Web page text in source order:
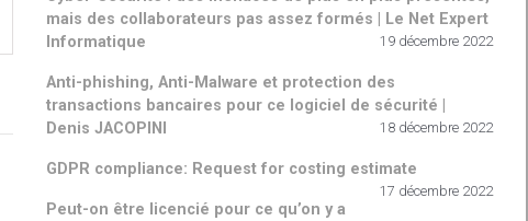
mais des collaborateurs pas assez formés | Le Net Expert
Informatique
19 décembre 2022
Anti-phishing, Anti-Malware et protection des
transactions bancaires pour ce logiciel de sécurité |
Denis JACOPINI
18 décembre 2022
GDPR compliance: Request for costing estimate
17 décembre 2022
Peut-on être licencié pour ce qu’on y a